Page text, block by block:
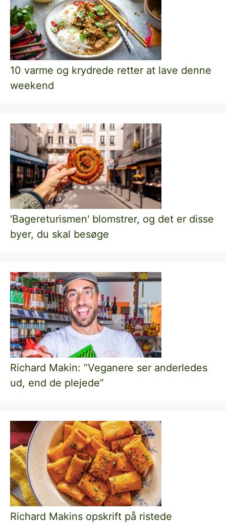
10 varme og krydrede retter at lave denne
weekend
'Bagereturismen' blomstrer, og det er disse
byer, du skal besøge
Richard Makin: “Veganere ser anderledes
ud, end de plejede”
Richard Makins opskrift på ristede